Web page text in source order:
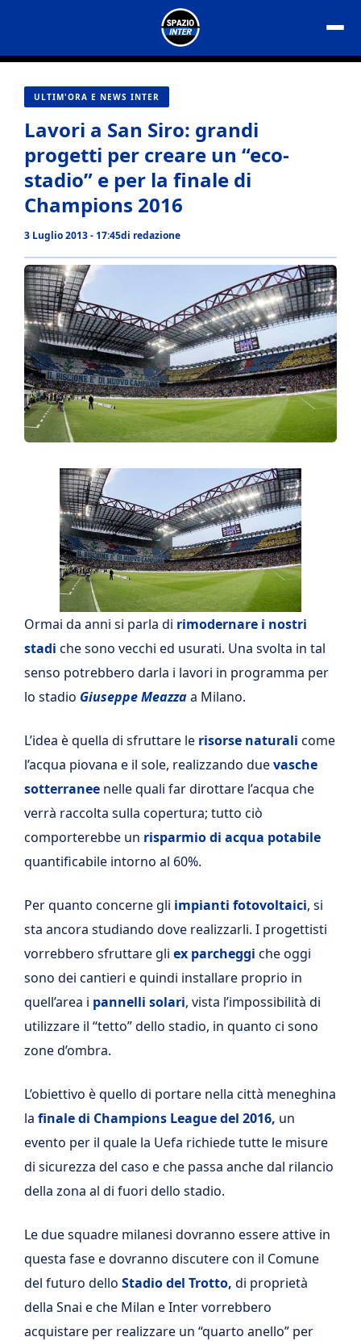
contenuto
ULTIM'ORA E NEWS INTER
Lavori a San Siro: grandi
progetti per creare un “eco-
stadio” e per la finale di
Champions 2016
3 Luglio 2013 - 17:45di redazione
Ormai da anni si parla di rimodernare i nostri
stadi che sono vecchi ed usurati. Una svolta in tal
senso potrebbero darla i lavori in programma per
lo stadio Giuseppe Meazzaa Milano.
L’idea è quella di sfruttare le risorse naturali come
l’acqua piovana e il sole, realizzando duevasche
sotterranee nelle quali far dirottare l’acqua che
verrà raccolta sulla copertura; tutto ciò
comporterebbe un risparmio di acqua potabile
quantificabile intorno al 60%.
Per quanto concerne gli impianti fotovoltaici, si
sta ancora studiando dove realizzarli. I progettisti
vorrebbero sfruttare gli ex parcheggi che oggi
sono dei cantieri e quindi installare proprio in
quell’area i pannelli solari, vista l’impossibilità di
utilizzare il “tetto” dello stadio, in quanto ci sono
zone d’ombra.
L’obiettivo è quello di portare nella città meneghina
la finale di Champions League del 2016, un
evento per il quale la Uefa richiede tutte le misure
di sicurezza del caso e che passa anche dal rilancio
della zona al di fuori dello stadio.
Le due squadre milanesi dovranno essere attive in
questa fase e dovranno discutere con il Comune
del futuro dello Stadio del Trotto, di proprietà
della Snai e che Milan e Inter vorrebbero
acquistare per realizzare un “quarto anello” per